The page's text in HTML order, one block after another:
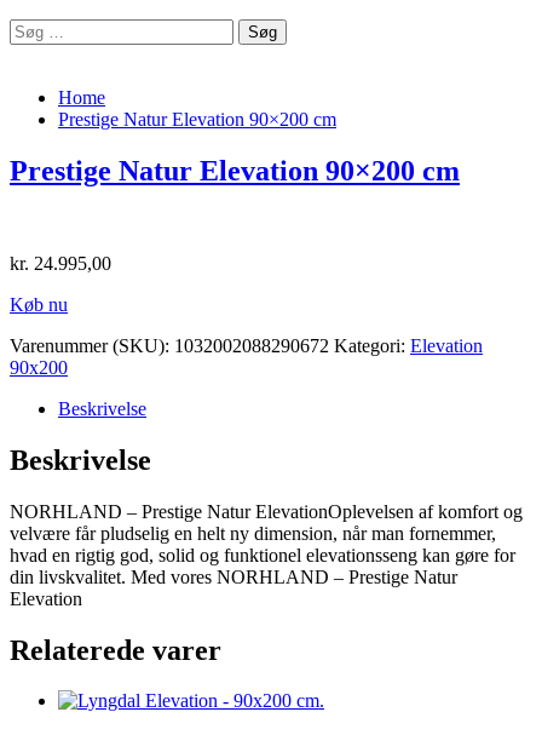
Søg
efter:
Home
Prestige Natur Elevation 90×200 cm
Prestige Natur Elevation 90×200 cm
kr. 24.995,00
Køb nu
Varenummer (SKU): 1032002088290672 Kategori: Elevation
90x200
Beskrivelse
Beskrivelse
NORHLAND – Prestige Natur ElevationOplevelsen af komfort og
velvære får pludselig en helt ny dimension, når man fornemmer,
hvad en rigtig god, solid og funktionel elevationsseng kan gøre for
din livskvalitet. Med vores NORHLAND – Prestige Natur
Elevation
Relaterede varer